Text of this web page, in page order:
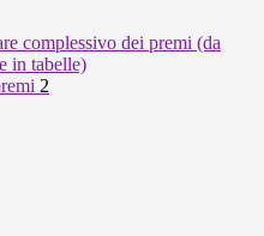
complessivo dei premi (da
in tabelle)
2